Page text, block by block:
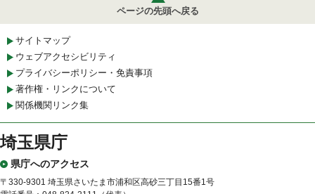
ページの先頭へ戻る
サイトマップ
ウェブアクセシビリティ
プライバシーポリシー・免責事項
著作権・リンクについて
関係機関リンク集
埼玉県庁
県庁へのアクセス
〒330-9301 埼玉県さいたま市浦和区高砂三丁目15番1号